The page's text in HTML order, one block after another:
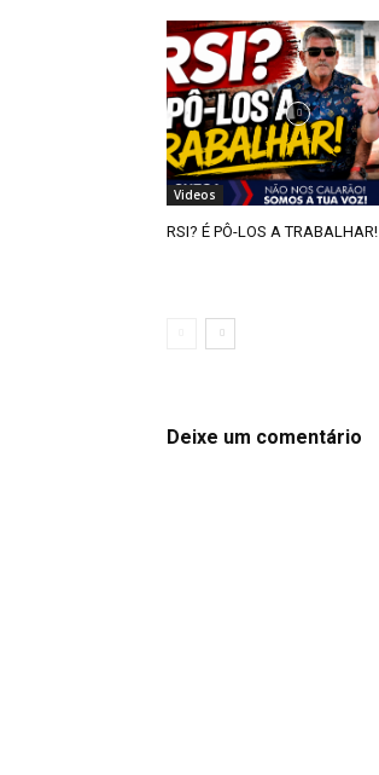
Videos
RSI? É PÔ-LOS A TRABALHAR!
Deixe um comentário